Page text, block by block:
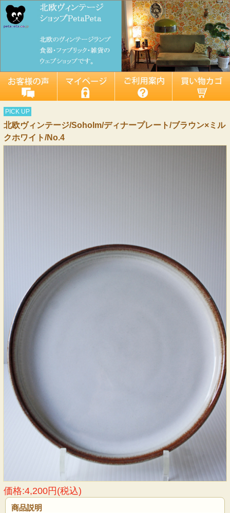
PICK UP
北欧ヴィンテージ/Soholm/ディナープレート/ブラウン×ミル
クホワイト/No.4
価格:4,200円(税込)
商品説明